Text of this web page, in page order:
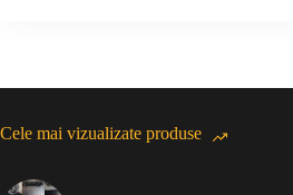
Cele mai vizualizate produse